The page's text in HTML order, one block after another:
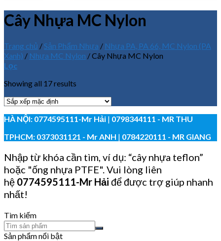
Cây Nhựa MC Nylon
Trang chủ /Sản Phẩm Nhựa / Nhựa PA, PA 66, MC Nylon (PA
Xanh) / Nhựa MC Nylon /Cây Nhựa MC Nylon
Lọc
Showing all 17 results
HÀ NỘI: 0774595111-Mr Hải | 0798344111 - MR THU
TPHCM: 0373031121 - Mr ANH | 0784220111 - MR GIANG
Nhập từ khóa cần tìm, ví dụ: “cây nhựa teflon”
hoặc "ống nhựa PTFE". Vui lòng liên
hệ 0774595111-Mr Hải để được trợ giúp nhanh
nhất!
Tìm kiếm
Sản phẩm nổi bật